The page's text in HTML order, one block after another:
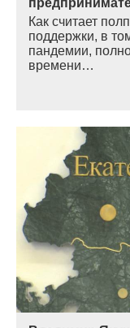
Как считает
поддержки, в
пандемии,
времени…